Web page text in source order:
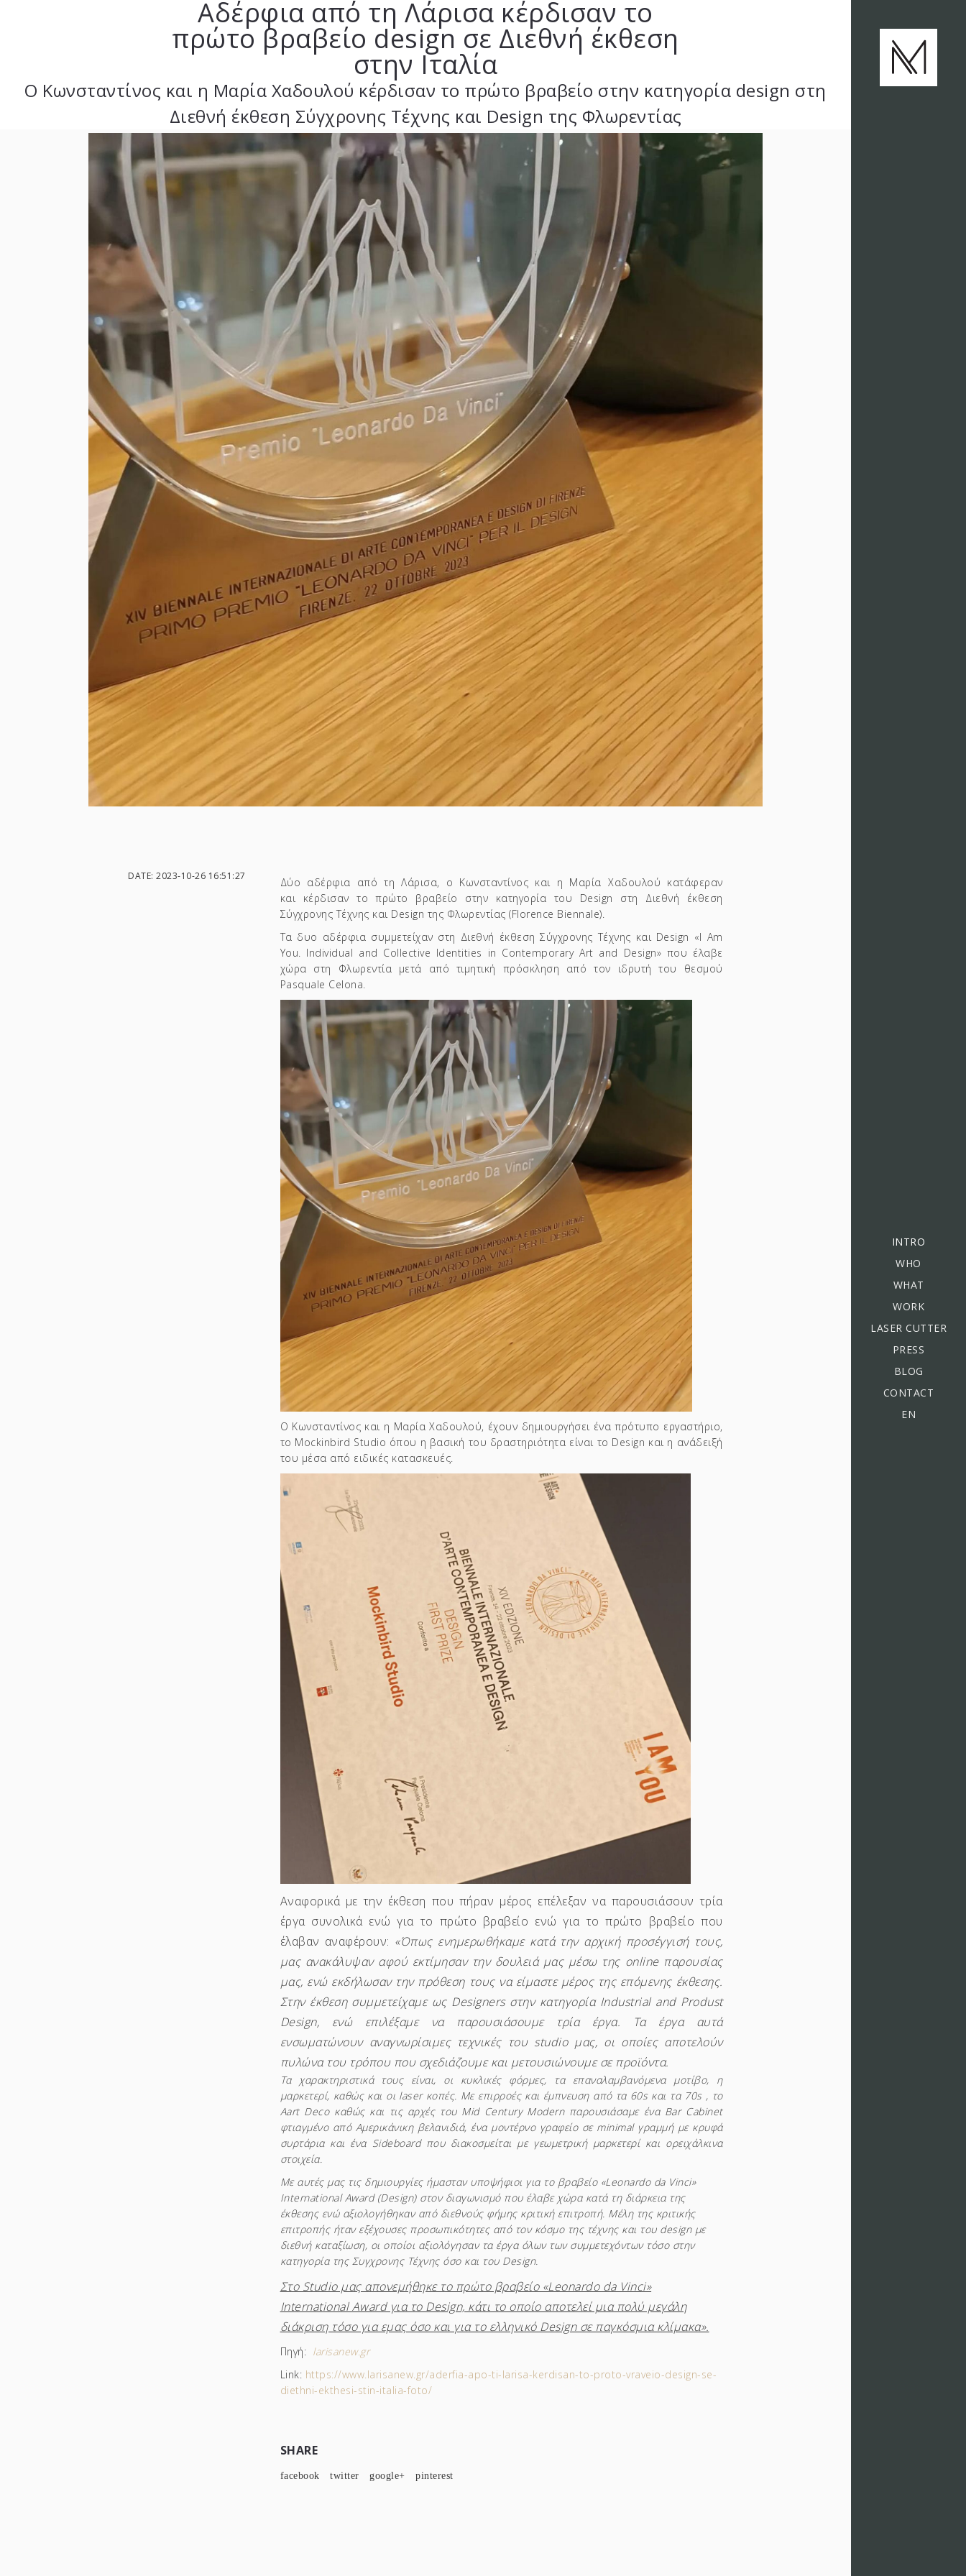
INTRO
WHO
WHAT
WORK
LASER CUTTER
PRESS
BLOG
CONTACT
EN
Αδέρφια από τη Λάρισα κέρδισαν το
πρώτο βραβείο design σε Διεθνή έκθεση
στην Ιταλία
Ο Κωνσταντίνος και η Μαρία Χαδουλού κέρδισαν το πρώτο βραβείο στην κατηγορία design στη
Διεθνή έκθεση Σύγχρονης Τέχνης και Design της Φλωρεντίας
DATE: 2023-10-26 16:51:27
Δύο αδέρφια από τη Λάρισα, ο Κωνσταντίνος και η Μαρία Χαδουλού κατάφεραν
και κέρδισαν το πρώτο βραβείο στην κατηγορία του Design στη Διεθνή έκθεση
Σύγχρονης Τέχνης και Design της Φλωρεντίας (Florence Biennale).
Τα δυο αδέρφια συμμετείχαν στη Διεθνή έκθεση Σύγχρονης Τέχνης και Design «I Am
You. Individual and Collective Identities in Contemporary Art and Design» που έλαβε
χώρα στη Φλωρεντία μετά από τιμητική πρόσκληση από τον ιδρυτή του θεσμού
Pasquale Celona.
Ο Κωνσταντίνος και η Μαρία Χαδουλού, έχουν δημιουργήσει ένα πρότυπο εργαστήριο,
το Mockinbird Studio όπου η βασική του δραστηριότητα είναι το Design και η ανάδειξή
του μέσα από ειδικές κατασκευές.
Αναφορικά με την έκθεση που πήραν μέρος επέλεξαν να παρουσιάσουν τρία
έργα συνολικά ενώ για το πρώτο βραβείο ενώ για το πρώτο βραβείο που
έλαβαν αναφέρουν: «Όπως ενημερωθήκαμε κατά την αρχική προσέγγισή τους,
μας ανακάλυψαν αφού εκτίμησαν την δουλειά μας μέσω της online παρουσίας
μας, ενώ εκδήλωσαν την πρόθεση τους να είμαστε μέρος της επόμενης έκθεσης.
Στην έκθεση συμμετείχαμε ως Designers στην κατηγορία Industrial and Produst
Design, ενώ επιλέξαμε να παρουσιάσουμε τρία έργα. Τα έργα αυτά
ενσωματώνουν αναγνωρίσιμες τεχνικές του studio μας, οι οποίες αποτελούν
πυλώνα του τρόπου που σχεδιάζουμε και μετουσιώνουμε σε προϊόντα.
Τα χαρακτηριστικά τους είναι, οι κυκλικές φόρμες, τα επαναλαμβανόμενα μοτίβο, η
μαρκετερί, καθώς και οι laser κοπές. Με επιρροές και έμπνευση από τα 60s και τα 70s , το
Aart Deco καθώς και τις αρχές του Mid Century Modern παρουσιάσαμε ένα Bar Cabinet
φτιαγμένο από Αμερικάνικη βελανιδιά, ένα μοντέρνο γραφείο σε minimal γραμμή με κρυφά
συρτάρια και ένα Sideboard που διακοσμείται με γεωμετρική μαρκετερί και ορειχάλκινα
στοιχεία.
Με αυτές μας τις δημιουργίες ήμασταν υποψήφιοι για το βραβείο «Leonardo da Vinci»
International Award (Design) στον διαγωνισμό που έλαβε χώρα κατά τη διάρκεια της
έκθεσης ενώ αξιολογήθηκαν από διεθνούς φήμης κριτική επιτροπή. Μέλη της κριτικής
επιτροπής ήταν εξέχουσες προσωπικότητες από τον κόσμο της τέχνης και του design με
διεθνή καταξίωση, οι οποίοι αξιολόγησαν τα έργα όλων των συμμετεχόντων τόσο στην
κατηγορία της Συγχρονης Τέχνης όσο και του Design.
Στο Studio μας απονεμήθηκε το πρώτο βραβείο «Leonardo da Vinci»
International Award για το Design, κάτι το οποίο αποτελεί μια πολύ μεγάλη
διάκριση τόσο για εμας όσο και για το ελληνικό Design σε παγκόσμια κλίμακα».
Πηγή: larisanew.gr
Link: https://www.larisanew.gr/aderfia-apo-ti-larisa-kerdisan-to-proto-vraveio-design-se-
diethni-ekthesi-stin-italia-foto/
SHARE
facebook twitter google+ pinterest